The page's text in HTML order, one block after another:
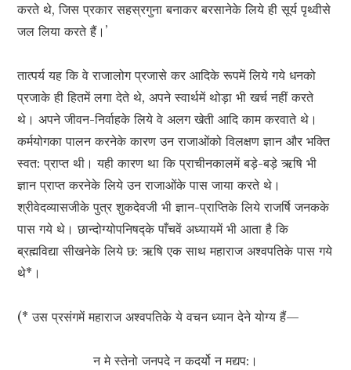
करते थे, जिस प्रकार सहस्रगुना बनाकर बरसानेके लिये ही सूर्य पृथ्वीसे
जल लिया करते हैं।’
तात्पर्य यह कि वे राजालोग प्रजासे कर आदिके रूपमें लिये गये धनको
प्रजाके ही हितमें लगा देते थे, अपने स्वार्थमें थोड़ा भी खर्च नहीं करते
थे। अपने जीवन-निर्वाहके लिये वे अलग खेती आदि काम करवाते थे।
कर्मयोगका पालन करनेके कारण उन राजाओंको विलक्षण ज्ञान और भक्ति
स्वत: प्राप्त थी। यही कारण था कि प्राचीनकालमें बड़े-बड़े ऋषि भी
ज्ञान प्राप्त करनेके लिये उन राजाओंके पास जाया करते थे।
श्रीवेदव्यासजीके पुत्र शुकदेवजी भी ज्ञान-प्राप्तिके लिये राजर्षि जनकके
पास गये थे। छान्दोग्योपनिषद्के पाँचवें अध्यायमें भी आता है कि
ब्रह्मविद्या सीखनेके लिये छ: ऋषि एक साथ महाराज अश्वपतिके पास गये
थे*।
(* उस प्रसंगमें महाराज अश्वपतिके ये वचन ध्यान देने योग्य हैं—
न मे स्तेनो जनपदे न कदर्यो न मद्यप:।